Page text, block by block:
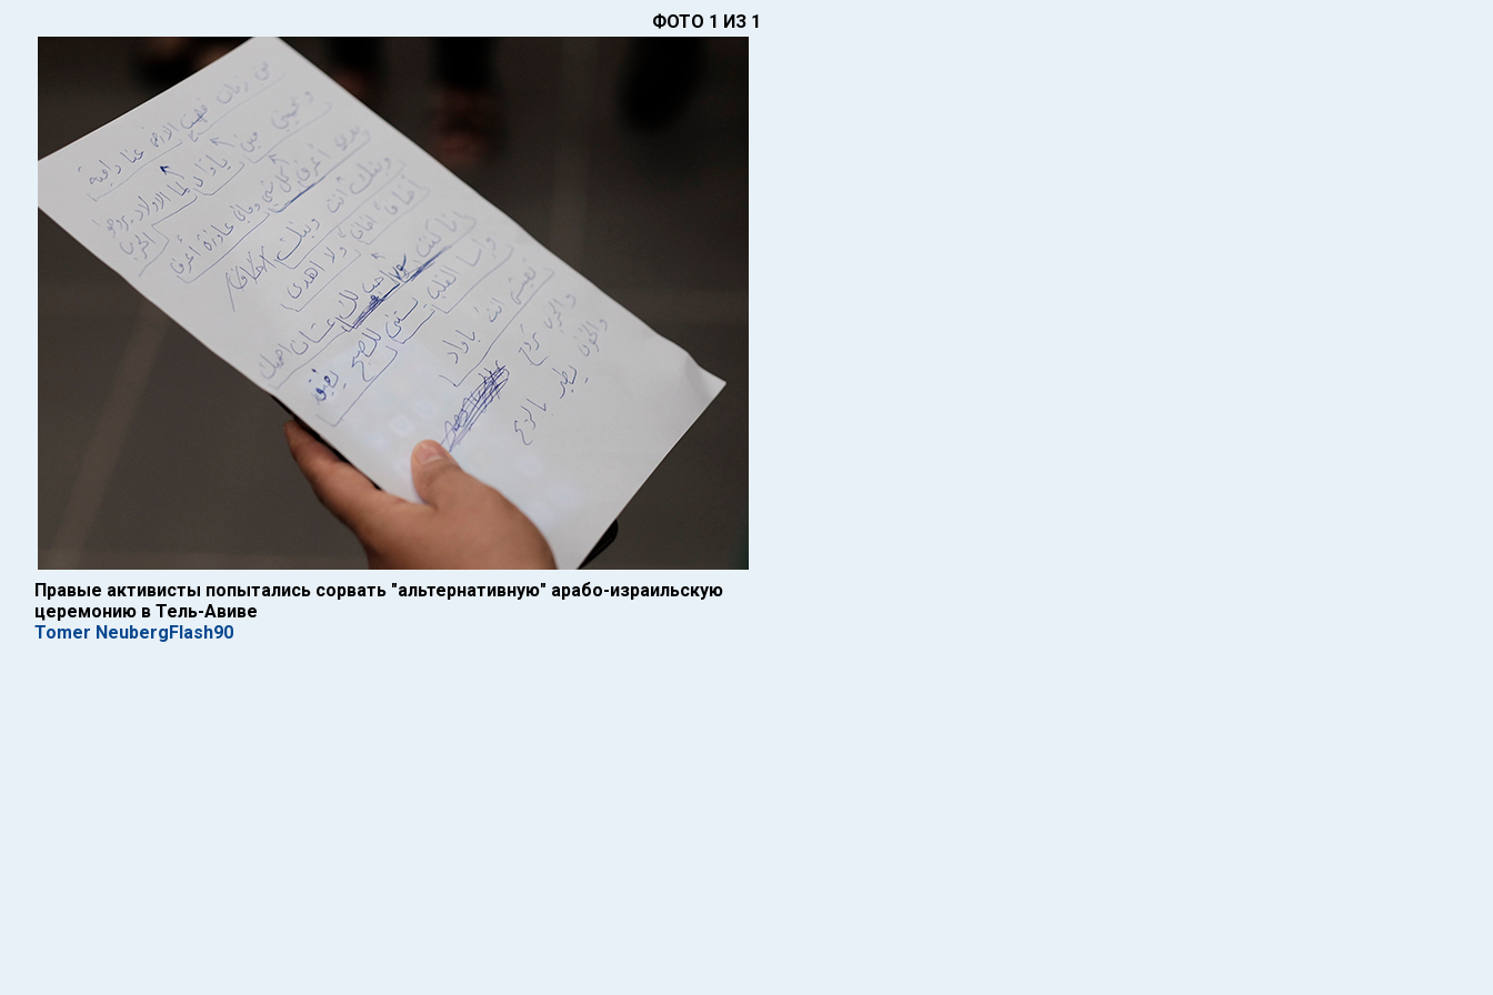
ФОТО 1 ИЗ 1
Правые активисты попытались сорвать "альтернативную" арабо-израильскую
церемонию в Тель-Авиве
Tomer NeubergFlash90